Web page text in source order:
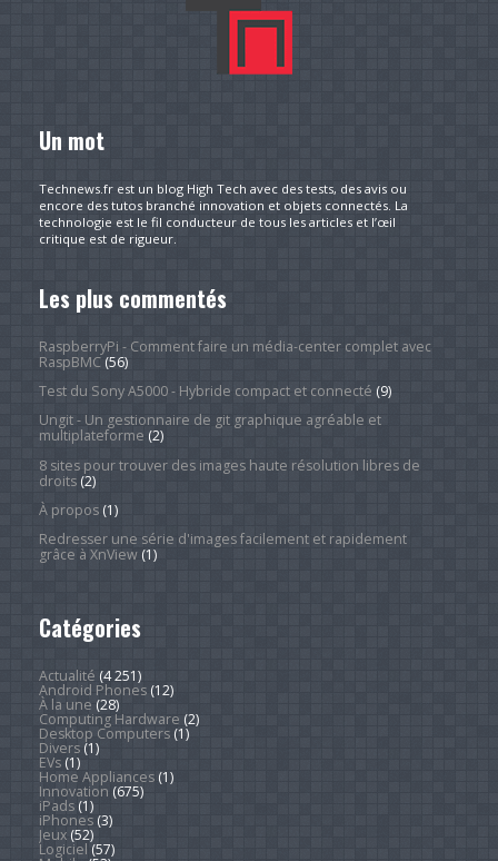
Un mot
Technews.fr est un blog High Tech avec des tests, des avis ou
encore des tutos branché innovation et objets connectés. La
technologie est le fil conducteur de tous les articles et l’œil
critique est de rigueur.
Les plus commentés
RaspberryPi - Comment faire un média-center complet avec
RaspBMC(56)
Test du Sony A5000 - Hybride compact et connecté (9)
Ungit - Un gestionnaire de git graphique agréable et
multiplateforme (2)
8 sites pour trouver des images haute résolution libres de
droits(2)
À propos(1)
Redresser une série d'images facilement et rapidement
grâce à XnView(1)
Catégories
Actualité (4 251)
Android Phones(12)
À la une (28)
Computing Hardware (2)
Desktop Computers(1)
Divers(1)
EVs(1)
Home Appliances(1)
Innovation (675)
iPads(1)
iPhones(3)
Jeux(52)
Logiciel (57)